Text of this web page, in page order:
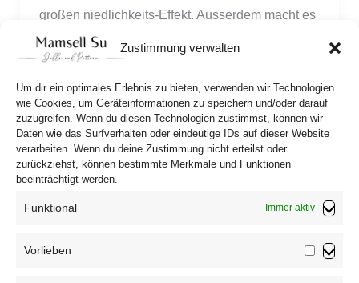
Zustimmung verwalten
Um dir ein optimales Erlebnis zu bieten, verwenden wir Technologien
wie Cookies, um Geräteinformationen zu speichern und/oder darauf
zuzugreifen. Wenn du diesen Technologien zustimmst, können wir
Daten wie das Surfverhalten oder eindeutige IDs auf dieser Website
verarbeiten. Wenn du deine Zustimmung nicht erteilst oder
zurückziehst, können bestimmte Merkmale und Funktionen
beeinträchtigt werden.
Funktional Immer aktiv
Vorlieben
großen niedlichkeits-Effekt. Ausserdem macht es
riesen Spass, die Deko Schmetterlinge überall zu
verteilen (mit PDF-Bastelvorlage!)